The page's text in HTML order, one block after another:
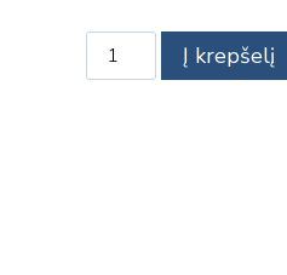
produkto
kiekis:
Į krepšelį